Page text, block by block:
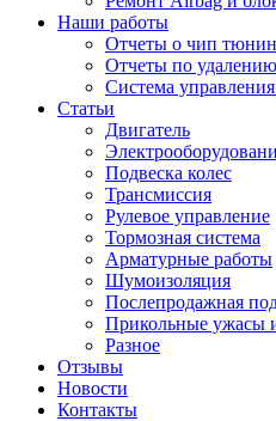
Наши работы
Отчеты о чип
Отчеты по
Система
Статьи
Двигатель
Подвеска колес
Трансмиссия
Рулевое управление
Тормозная система
Арматурные работы
Шумоизоляция
Послепродажная
Прикольные ужасы
Разное
Отзывы
Новости
Контакты